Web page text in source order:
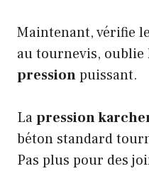
Maintenant, vérifie
au tournevis, oublie
pressionpuissant.
Lapression
béton standard
Pas plus pour des